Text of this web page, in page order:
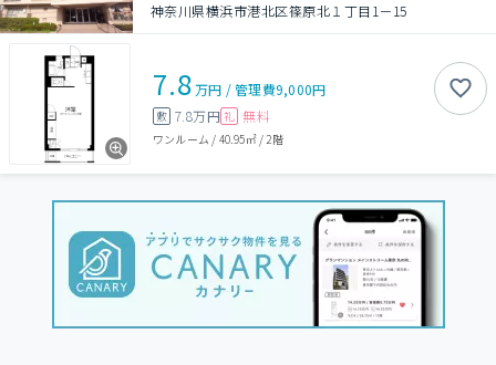
神奈川県横浜市港北区篠原北１丁目1－15
7.8万円 /管理費9,000円
敷 7.8万円 礼 無料
ワンルーム / 40.95㎡/ 2階